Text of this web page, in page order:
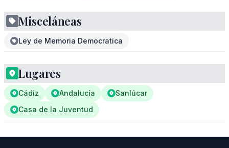
Misceláneas
Ley de Memoria Democratica
Lugares
Cádiz Andalucía
Sanlúcar
Casa de la Juventud